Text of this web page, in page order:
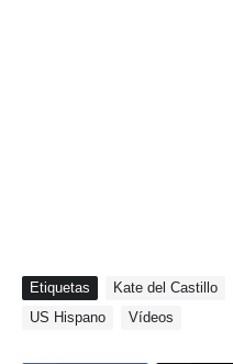
Etiquetas Kate del Castillo
US Hispano
Vídeos